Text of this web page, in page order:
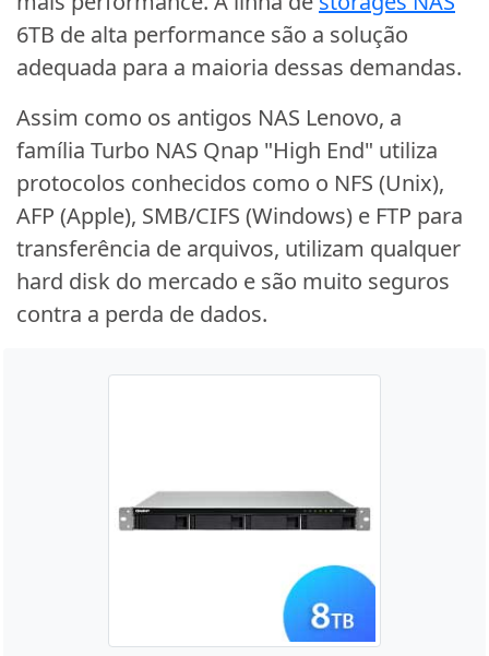
6TB de alta performance são a solução
adequada para a maioria dessas demandas.
Assim como os antigos NAS Lenovo, a
família Turbo NAS Qnap "High End" utiliza
protocolos conhecidos como o NFS (Unix),
AFP (Apple), SMB/CIFS (Windows) e FTP para
transferência de arquivos, utilizam qualquer
hard disk do mercado e são muito seguros
contra a perda de dados.